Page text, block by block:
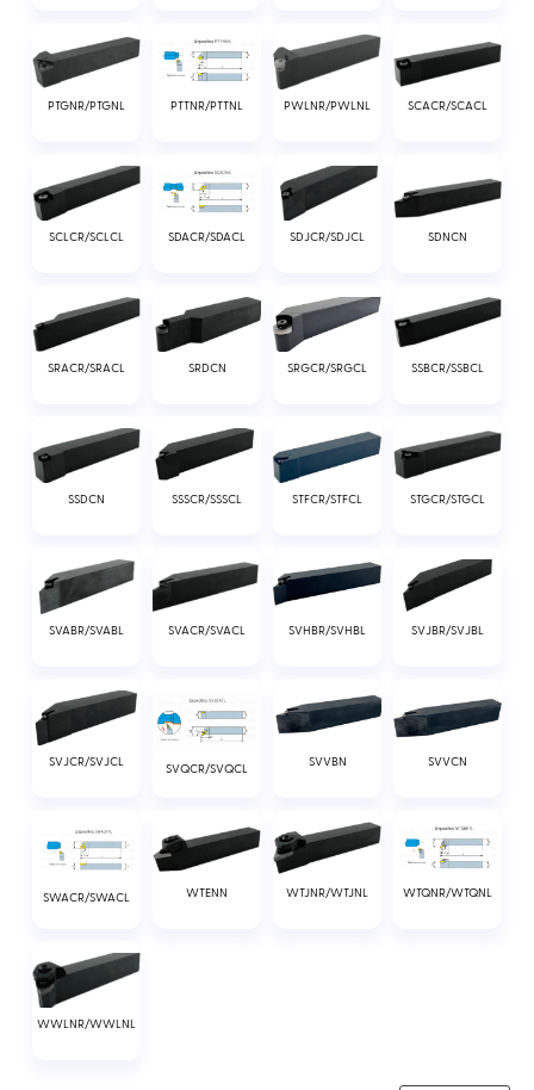
PTGNR/PTGNL PTTNR/PTTNL PWLNR/PWLNL SCACR/SCACL
SCLCR/SCLCL SDACR/SDACL SDJCR/SDJCL SDNCN
SRACR/SRACL SRDCN SRGCR/SRGCL SSBCR/SSBCL
SSDCN SSSCR/SSSCL STFCR/STFCL STGCR/STGCL
SVABR/SVABL SVACR/SVACL SVHBR/SVHBL SVJBR/SVJBL
SVJCR/SVJCL
SVQCR/SVQCL
SVVBN SVVCN
SWACR/SWACL WTENN WTJNR/WTJNL WTQNR/WTQNL
WWLNR/WWLNL